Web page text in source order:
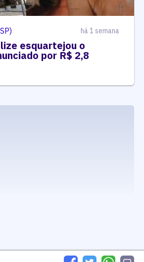
há 1 semana
esquartejou o
por R$ 2,8